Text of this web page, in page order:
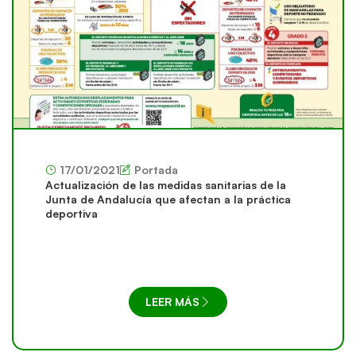
17/01/2021
Portada
Actualización de las medidas sanitarias de la
Junta de Andalucía que afectan a la práctica
deportiva
LEER MÁS